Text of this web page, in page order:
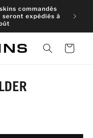
commandés
expédiés à
Panier